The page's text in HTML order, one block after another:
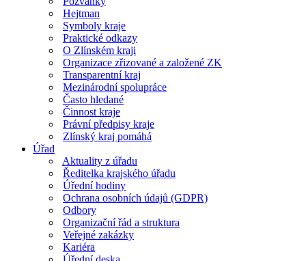
Hejtman
Symboly kraje
Praktické odkazy
O Zlínském kraji
Organizace zřizované a založené ZK
Transparentní kraj
Mezinárodní spolupráce
Často hledané
Činnost kraje
Právní předpisy kraje
Zlínský kraj pomáhá
Úřad
Aktuality z úřadu
Ředitelka krajského úřadu
Úřední hodiny
Ochrana osobních údajů (GDPR)
Odbory
Organizační řád a struktura
Veřejné zakázky
Kariéra